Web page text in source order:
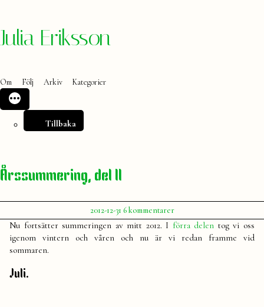
Hoppa
Julia Eriksson
Om Följ Arkiv Kategorier
Tillbaka
Årssummering, del II
Publicerat
av
Julia
2012-12-31 6 kommentarertill
Årssummering,
II
Nu fortsätter summeringen av mitt 2012. I förra delen tog vi oss
igenom vintern och våren och nu är vi redan framme vid
sommaren.
Juli.